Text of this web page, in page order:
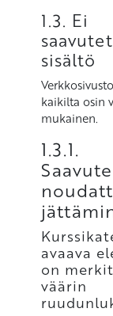
1.3. Ei
sisältö
kaikilta osin
mukainen.
1.3.1.
avaava
on
väärin